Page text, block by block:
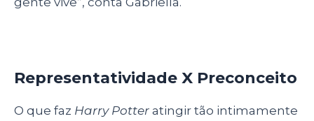
Representatividade X Preconceito
O que faz Harry Potter atingir tão intimamente